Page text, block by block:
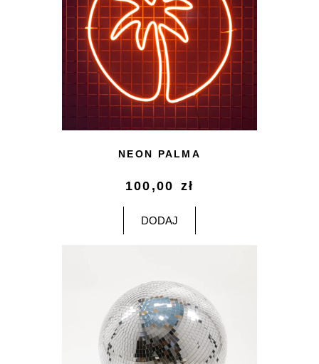
NEON PALMA
100,00 zł
DODAJ